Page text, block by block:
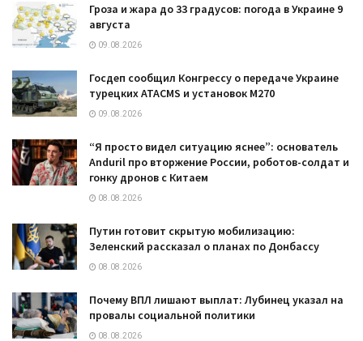
Гроза и жара до 33 градусов: погода в Украине 9
августа
09.08.2026
Госдеп сообщил Конгрессу о передаче Украине
турецких ATACMS и установок M270
09.08.2026
“Я просто видел ситуацию яснее”: основатель
Anduril про вторжение России, роботов-солдат и
гонку дронов с Китаем
08.08.2026
Путин готовит скрытую мобилизацию:
Зеленский рассказал о планах по Донбассу
08.08.2026
Почему ВПЛ лишают выплат: Лубинец указал на
провалы социальной политики
08.08.2026